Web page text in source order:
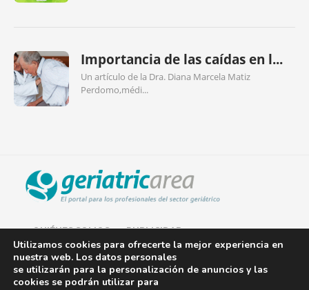
Importancia de las caídas en l...
Un artículo de la Dra. Diana Marcela Matiz
Perdomo,médi...
QUIÉNES SOMOS PUBLICIDAD
AVISO LEGAL
POLÍTICA DE COOKIES
Utilizamos cookies para ofrecerte la mejor experiencia en
nuestra web. Los datos personales
se utilizarán para la personalización de anuncios y las
cookies se podrán utilizar para